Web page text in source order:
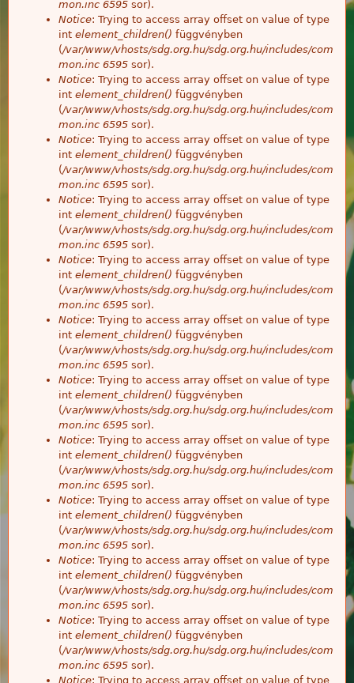
mon.inc 6595 sor).
Notice: Trying to access array offset on value of type
int element_children() függvényben
(/var/www/vhosts/sdg.org.hu/sdg.org.hu/includes/com
mon.inc 6595 sor).
Notice: Trying to access array offset on value of type
int element_children() függvényben
(/var/www/vhosts/sdg.org.hu/sdg.org.hu/includes/com
mon.inc 6595 sor).
Notice: Trying to access array offset on value of type
int element_children() függvényben
(/var/www/vhosts/sdg.org.hu/sdg.org.hu/includes/com
mon.inc 6595 sor).
Notice: Trying to access array offset on value of type
int element_children() függvényben
(/var/www/vhosts/sdg.org.hu/sdg.org.hu/includes/com
mon.inc 6595 sor).
Notice: Trying to access array offset on value of type
int element_children() függvényben
(/var/www/vhosts/sdg.org.hu/sdg.org.hu/includes/com
mon.inc 6595 sor).
Notice: Trying to access array offset on value of type
int element_children() függvényben
(/var/www/vhosts/sdg.org.hu/sdg.org.hu/includes/com
mon.inc 6595 sor).
Notice: Trying to access array offset on value of type
int element_children() függvényben
(/var/www/vhosts/sdg.org.hu/sdg.org.hu/includes/com
mon.inc 6595 sor).
Notice: Trying to access array offset on value of type
int element_children() függvényben
(/var/www/vhosts/sdg.org.hu/sdg.org.hu/includes/com
mon.inc 6595 sor).
Notice: Trying to access array offset on value of type
int element_children() függvényben
(/var/www/vhosts/sdg.org.hu/sdg.org.hu/includes/com
mon.inc 6595 sor).
Notice: Trying to access array offset on value of type
int element_children() függvényben
(/var/www/vhosts/sdg.org.hu/sdg.org.hu/includes/com
mon.inc 6595 sor).
Notice: Trying to access array offset on value of type
int element_children() függvényben
(/var/www/vhosts/sdg.org.hu/sdg.org.hu/includes/com
mon.inc 6595 sor).
Notice: Trying to access array offset on value of type